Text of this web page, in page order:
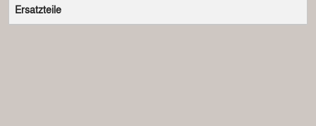
Ersatzteile